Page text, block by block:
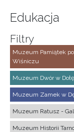
Edukacja
Filtry
Muzeum Pamiątek
Wiśniczu
Muzeum Dwór w
Muzeum Zamek w
Muzeum Ratusz -
Muzeum Historii